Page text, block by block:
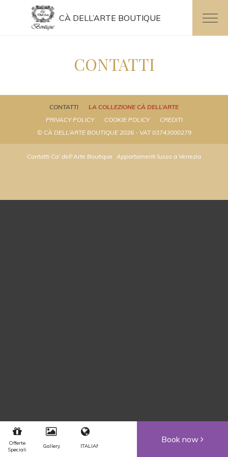
CÀ DELL’ARTE BOUTIQUE
Offerte
Speciali
Gallery
Book now
CONTATTI
CONTATTI
LA COLLEZIONE CÀ DELL’ARTE
PRIVACY POLICY
COOKIE POLICY
CREDITI
© CÀ DELL’ARTE BOUTIQUE 2026 - VAT 03743000279
Contatti Ca' dell'Arte Boutique Appartamenti lusso a Venezia